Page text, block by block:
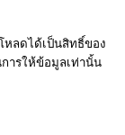
หลดได้เป็นสิทธิ์ของ
การให้ข้อมูลเท่านั้น